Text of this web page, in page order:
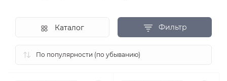
Фильтр
Каталог